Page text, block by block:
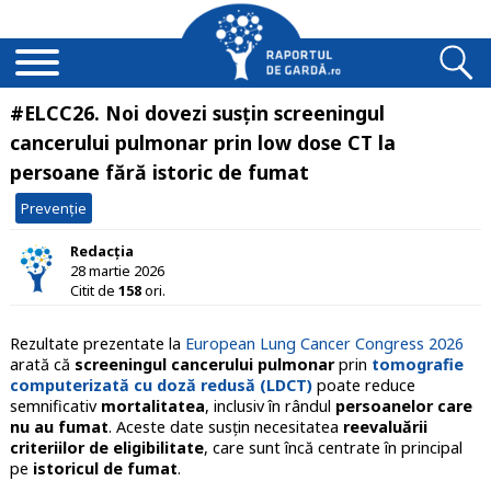
#ELCC26. Noi dovezi susțin screeningul
cancerului pulmonar prin low dose CT la
persoane fără istoric de fumat
Prevenție
Redacția
28 martie 2026
Citit de 158ori.
Rezultate prezentate la European Lung Cancer Congress 2026
arată că screeningul cancerului pulmonarprin tomografie
computerizată cu doză redusă (LDCT)poate reduce
semnificativ mortalitatea, inclusiv în rândul persoanelor care
nu au fumat. Aceste date susțin necesitatea reevaluării
criteriilor de eligibilitate, care sunt încă centrate în principal
pe istoricul de fumat.